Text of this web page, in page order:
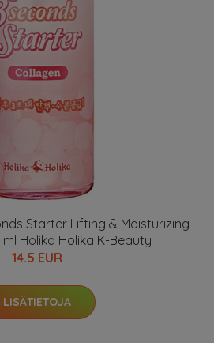
Starter Lifting & Moisturizing
ml Holika Holika K-Beauty
14.5 EUR
LISÄTIETOJA